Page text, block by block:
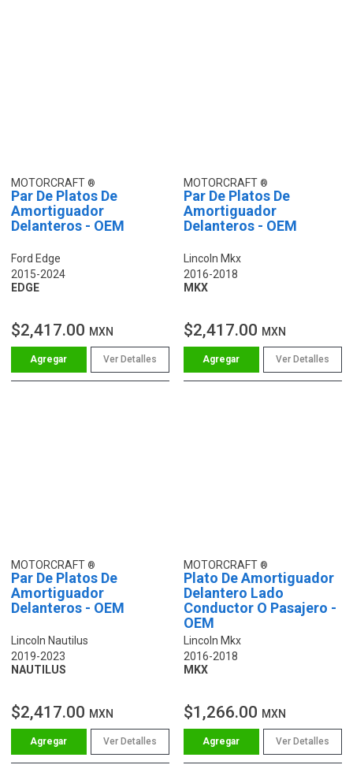
MOTORCRAFT
Par De Platos De
Amortiguador
Delanteros - OEM
Ford Edge
2015-2024
EDGE
$2,417.00 MXN
Ver Detalles
MOTORCRAFT
Par De Platos De
Amortiguador
Delanteros - OEM
Lincoln Mkx
2016-2018
MKX
$2,417.00 MXN
Ver Detalles
MOTORCRAFT
Par De Platos De
Amortiguador
Delanteros - OEM
Lincoln Nautilus
2019-2023
NAUTILUS
$2,417.00 MXN
Ver Detalles
MOTORCRAFT
Plato De Amortiguador
Delantero Lado
Conductor O Pasajero -
OEM
Lincoln Mkx
2016-2018
MKX
$1,266.00 MXN
Ver Detalles